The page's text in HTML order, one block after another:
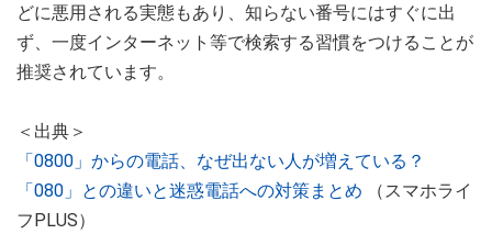
どに悪用される実態もあり、知らない番号にはすぐに出
ず、一度インターネット等で検索する習慣をつけることが
推奨されています。
＜出典＞
「0800」からの電話、なぜ出ない人が増えている？
「080」との違いと迷惑電話への対策まとめ
（スマホライ
フPLUS）